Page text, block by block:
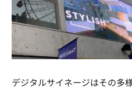
デジタルサイネージはその多